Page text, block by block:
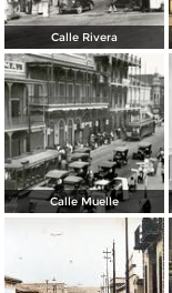
Calle Rivera
Calle Muelle